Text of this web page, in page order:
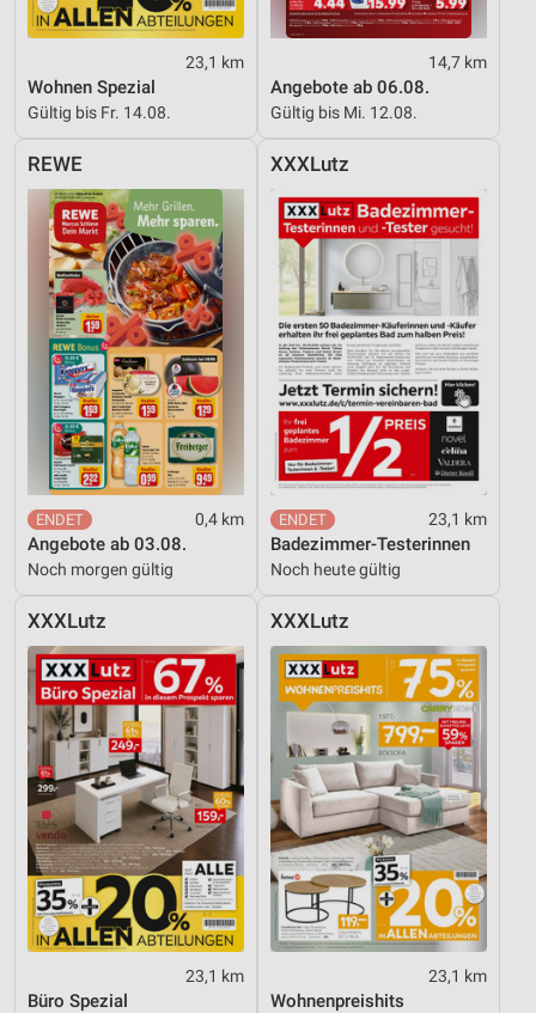
23,1 km
Wohnen Spezial
Gültig bis Fr. 14.08.
14,7 km
Angebote ab 06.08.
Gültig bis Mi. 12.08.
REWE
0,4 km
Angebote ab 03.08.
Noch morgen gültig
XXXLutz
23,1 km
Badezimmer-Testerinnen
Noch heute gültig
XXXLutz
23,1 km
Büro Spezial
XXXLutz
23,1 km
Wohnenpreishits
Verwendung von Profilen zur Auswahl
personalisierter Werbung
Erstellung von Profilen zur Personalisierung
personalisierter Inhalte
Messung der Werbeleistung
Messung der Performance von Inhalten
Analyse von Zielgruppen durch Statistiken oder
Kombinationen von Daten aus verschiedenen
Quellen
Entwicklung und Verbesserung der Angebote
Verwendung reduzierter Daten zur Auswahl von
Inhalten
IAB-Besonderheiten:
Verwendung genauer Standortdaten
Geräte anhand von aktiv angeforderten
Informationen identifizieren
Nicht-IAB-Verarbeitungszwecke:
Notwendig
Performance
Funktional
Werbung